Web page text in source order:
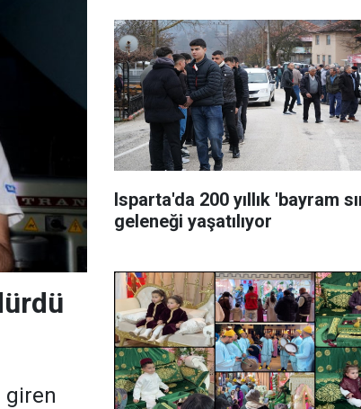
giren
Isparta'da 200 yıllık 'bayram
geleneği yaşatılıyor